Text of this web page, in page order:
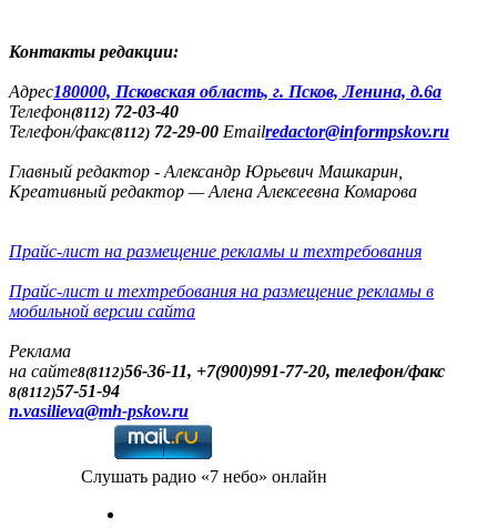
Контакты редакции:
Адреc180000, Псковская область, г. Псков, Ленина, д.6а
Телефон(8112) 72-03-40
Телефон/факс(8112) 72-29-00 Emailredactor@informpskov.ru
Главный редактор - Александр Юрьевич Машкарин,
Креативный редактор — Алена Алексеевна Комарова
Прайс-лист на размещение рекламы и техтребования
Прайс-лист и техтребования на размещение рекламы в
мобильной версии сайта
Реклама
на сайте8(8112)56-36-11, +7(900)991-77-20, телефон/факс
8(8112)57-51-94
n.vasilieva@mh-pskov.ru
Слушать радио «7 небо» онлайн